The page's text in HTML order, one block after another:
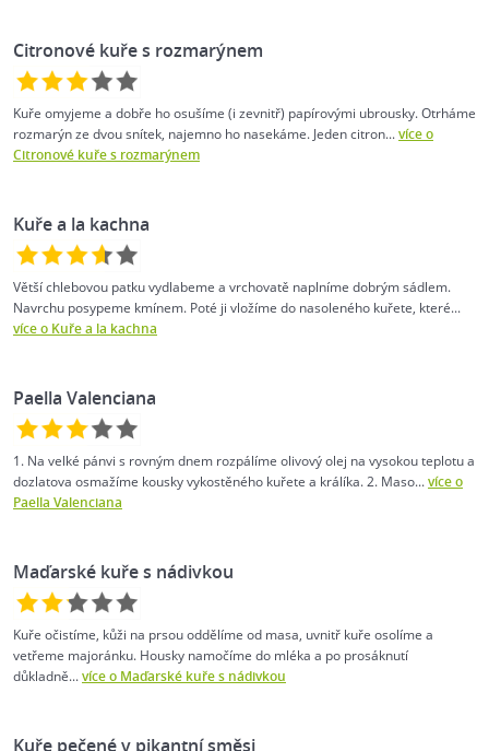
Citronové kuře s rozmarýnem
Kuře omyjeme a dobře ho osušíme (i zevnitř) papírovými ubrousky. Otrháme
rozmarýn ze dvou snítek, najemno ho nasekáme. Jeden citron...více o
Citronové kuře s rozmarýnem
Kuře a la kachna
Větší chlebovou patku vydlabeme a vrchovatě naplníme dobrým sádlem.
Navrchu posypeme kmínem. Poté ji vložíme do nasoleného kuřete, které...
více o Kuře a la kachna
Paella Valenciana
1. Na velké pánvi s rovným dnem rozpálíme olivový olej na vysokou teplotu a
dozlatova osmažíme kousky vykostěného kuřete a králíka. 2. Maso...více o
Paella Valenciana
Maďarské kuře s nádivkou
Kuře očistíme, kůži na prsou oddělíme od masa, uvnitř kuře osolíme a
vetřeme majoránku. Housky namočíme do mléka a po prosáknutí
důkladně...více o Maďarské kuře s nádivkou
Kuře pečené v pikantní směsi